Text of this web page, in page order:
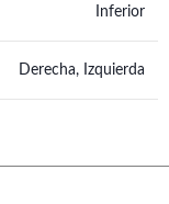
Inferior
Derecha, Izquierda